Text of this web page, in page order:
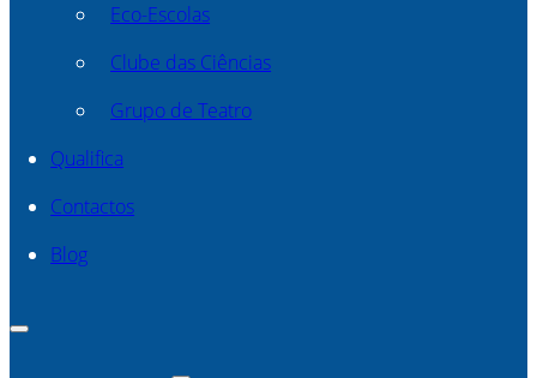
Eco-Escolas
Clube das Ciências
Grupo de Teatro
Qualifica
Contactos
Blog